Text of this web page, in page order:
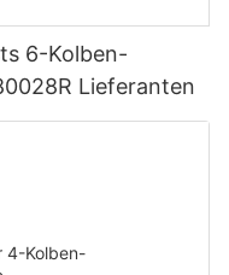
6-Kolben-
Lieferanten